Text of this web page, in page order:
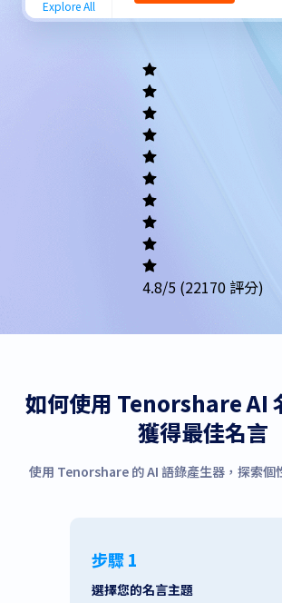
General
Explore All
4.8/5 (22170 評分)
如何使用 Tenorshare AI
獲得最佳名言
使用 Tenorshare 的 AI 語錄產生器，探索個
步驟 1
選擇您的名言主題